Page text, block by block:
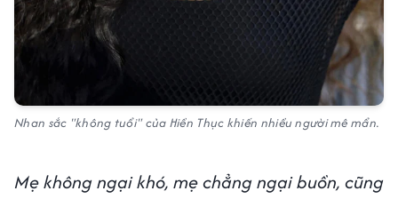
Nhan sắc "không tuổi" của Hiền Thục khiến nhiều người mê mẩn.
Mẹ không ngại khó, mẹ chẳng ngại buồn, cũng